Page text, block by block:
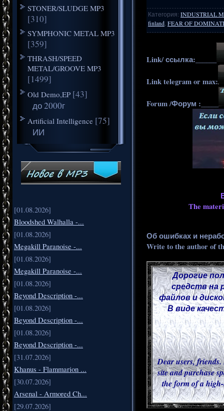
STONER/SLUDGE MP3
[310]
SYMPHONIC METAL MP3
[359]
THRASH/SPEED
METAL/GROOVE MP3
[1499]
Old Demo,EP [43]
до 2000г
Artificial Intelligence [75]
ИИ
[01.08.2026]
Bloodshed Walhalla -...
[01.08.2026]
Megakill Paranoise -...
[01.08.2026]
Megakill Paranoise -...
[01.08.2026]
Beyond Description -...
[01.08.2026]
Beyond Description -...
[01.08.2026]
Beyond Description -...
[31.07.2026]
Khanus - Flammarion ...
[30.07.2026]
Arsenal - Armored Ch...
[29.07.2026]
Категория: INDUSTRIAL
finland FEAR OF
Link/ ссылка:______
Link telegram or max:
Forum /Форум :_____
The
Об ошибках и
Write to the author of
Дорогие
средств на
файлов и
В виде
Dear users,
site and purchase
the form of a